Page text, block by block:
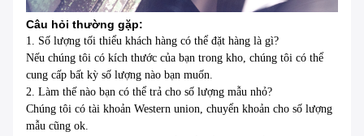
Câu hỏi thường gặp:
1. Số lượng tối thiểu khách hàng có thể đặt hàng là gì?
Nếu chúng tôi có kích thước của bạn trong kho, chúng tôi có thể
cung cấp bất kỳ số lượng nào bạn muốn.
2. Làm thế nào bạn có thể trả cho số lượng mẫu nhỏ?
Chúng tôi có tài khoản Western union, chuyển khoản cho số lượng
mẫu cũng ok.